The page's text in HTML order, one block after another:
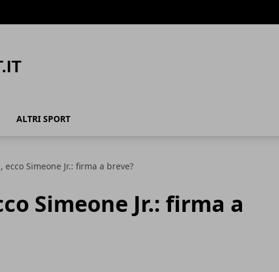
ALTRI SPORT
ecco Simeone Jr.: firma a breve?
Simeone Jr.: firma a